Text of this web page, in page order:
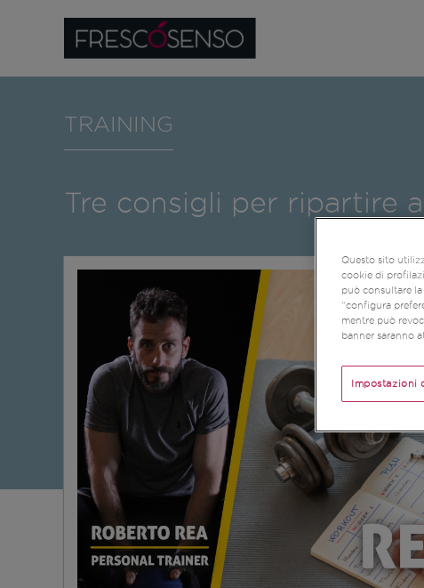
TRAINING
Tre consigli per ripartire
Questo sito
cookie di
può consultare
“configura
mentre può
banner saranno
Impostazioni